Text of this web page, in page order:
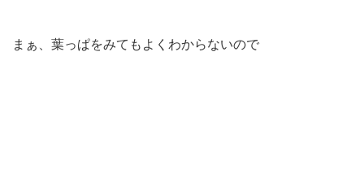
まぁ、葉っぱをみてもよくわからないので